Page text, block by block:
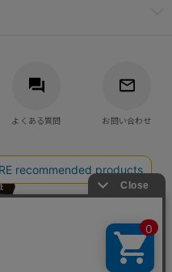
よくある質問 お問い合わせ